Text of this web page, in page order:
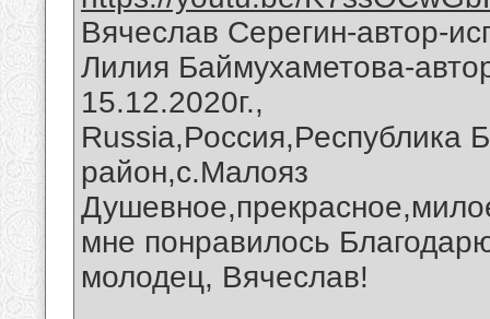
Вячеслав Серегин-автор-
Лилия Баймухаметова-
15.12.2020г.,
Russia,Россия,Республика
район,с.Малояз
мне понравилось
молодец, Вячеслав!